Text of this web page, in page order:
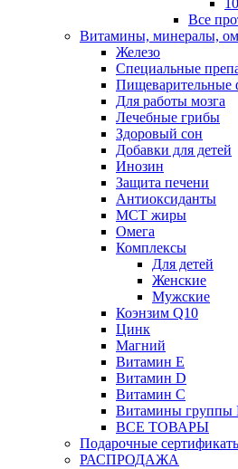
Все
Витамины, минералы,
Железо
Специальные
Пищеварительные
Для работы мозга
Лечебные грибы
Здоровый сон
Добавки для детей
Инозин
Защита печени
Антиоксиданты
МСТ жиры
Омега
Комплексы
Для детей
Женские
Мужские
Коэнзим Q10
Цинк
Магний
Витамин Е
Витамин D
Витамин С
Витамины группы
ВСЕ ТОВАРЫ
Подарочные
РАСПРОДАЖА